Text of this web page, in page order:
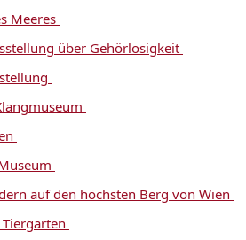
Meeres
über Gehörlosigkeit
auf den höchsten Berg von Wien